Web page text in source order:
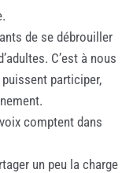
de se débrouiller
C’est à nous
participer,
comptent dans
un peu la charge